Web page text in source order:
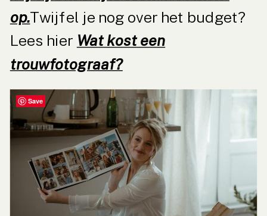
op.Twijfel je nog over het budget?
Lees hier Wat kost een
trouwfotograaf?
Save